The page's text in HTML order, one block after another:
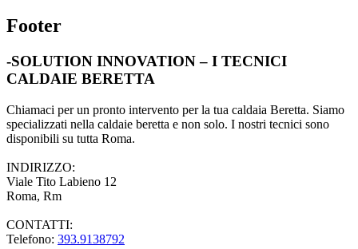
Footer
-SOLUTION INNOVATION – I TECNICI
CALDAIE BERETTA
Chiamaci per un pronto intervento per la tua caldaia Beretta. Siamo
specializzati nella caldaie beretta e non solo. I nostri tecnici sono
disponibili su tutta Roma.
INDIRIZZO:
Viale Tito Labieno 12
Roma, Rm
CONTATTI:
Telefono: 393.9138792